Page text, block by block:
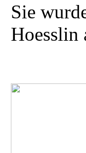
Sie
Hoesslin